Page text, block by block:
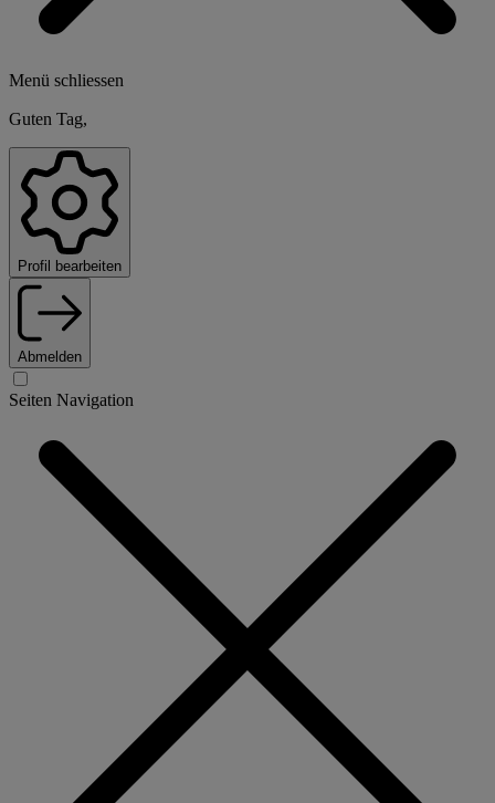
Menü schliessen
Guten Tag,
Profil bearbeiten
Abmelden
Seiten Navigation